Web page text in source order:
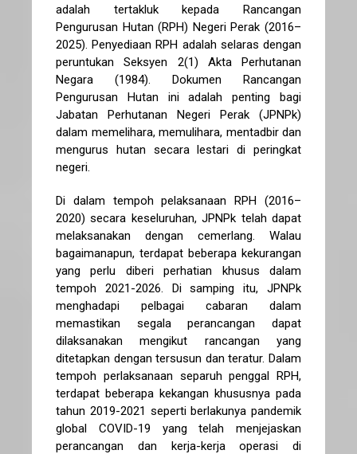
adalah tertakluk kepada Rancangan
Pengurusan Hutan (RPH) Negeri Perak (2016–
2025). Penyediaan RPH adalah selaras dengan
peruntukan Seksyen 2(1) Akta Perhutanan
Negara (1984). Dokumen Rancangan
Pengurusan Hutan ini adalah penting bagi
Jabatan Perhutanan Negeri Perak (JPNPk)
dalam memelihara, memulihara, mentadbir dan
mengurus hutan secara lestari di peringkat
negeri.
Di dalam tempoh pelaksanaan RPH (2016–
2020) secara keseluruhan, JPNPk telah dapat
melaksanakan dengan cemerlang. Walau
bagaimanapun, terdapat beberapa kekurangan
yang perlu diberi perhatian khusus dalam
tempoh 2021-2026. Di samping itu, JPNPk
menghadapi pelbagai cabaran dalam
memastikan segala perancangan dapat
dilaksanakan mengikut rancangan yang
ditetapkan dengan tersusun dan teratur. Dalam
tempoh perlaksanaan separuh penggal RPH,
terdapat beberapa kekangan khususnya pada
tahun 2019-2021 seperti berlakunya pandemik
global COVID-19 yang telah menjejaskan
perancangan dan kerja-kerja operasi di